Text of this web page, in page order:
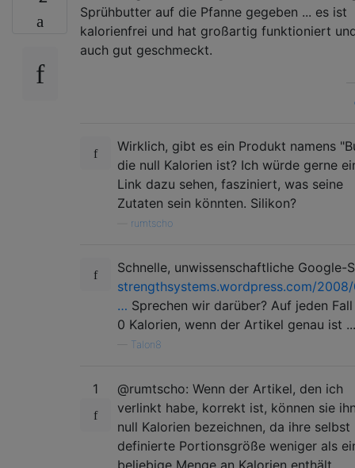
Sprühbutter auf die Pfanne gegeben ... es ist
kalorienfrei und hat großartig funktioniert
auch gut geschmeckt.
Wirklich, gibt es ein Produkt namens
die null Kalorien ist? Ich würde gerne
Link dazu sehen, fasziniert, was seine
Zutaten sein könnten. Silikon?
rumtscho
Schnelle, unwissenschaftliche Google-
strengthsystems.wordpress.com/
… Sprechen wir darüber? Auf jeden
0 Kalorien, wenn der Artikel genau ist ...
Talon8
1
@rumtscho: Wenn der Artikel, den ich
verlinkt habe, korrekt ist, können sie
null Kalorien bezeichnen, da ihre selbst
definierte Portionsgröße weniger als
beliebige Menge an Kalorien enthält.